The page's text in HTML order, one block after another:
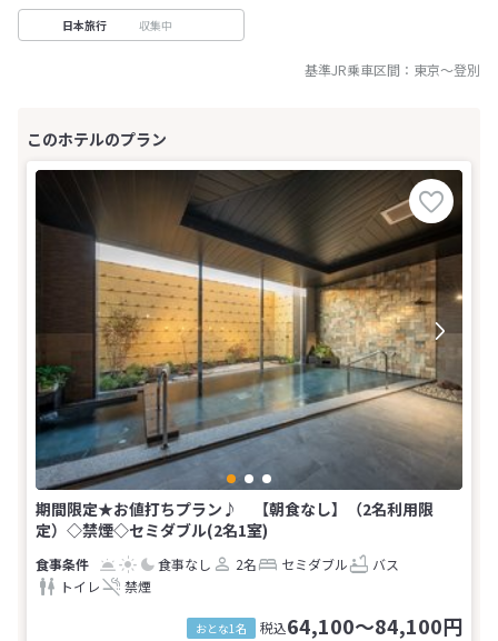
日本旅行 収集中
基準JR乗車区間： 東京～登別
期間限定★お値打ちプラン♪ 【朝食なし】（2名利用限
定）◇禁煙◇セミダブル(2名1室)
食事なし 2名 セミダブル
バス
トイレ
禁煙
おとな1名 税込64,100～84,100円